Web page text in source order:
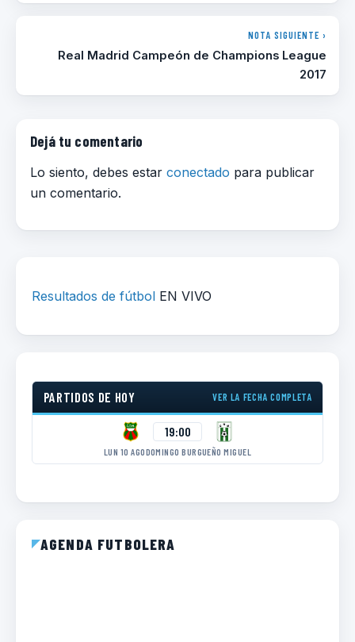
NOTA SIGUIENTE ›
Real Madrid Campeón de Champions League
2017
Dejá tu comentario
Lo siento, debes estar conectado para publicar
un comentario.
Resultados de fútbol EN VIVO
PARTIDOS DE HOY VER LA FECHA COMPLETA
19:00
LUN 10 AGODOMINGO BURGUEÑO MIGUEL
AGENDA FUTBOLERA